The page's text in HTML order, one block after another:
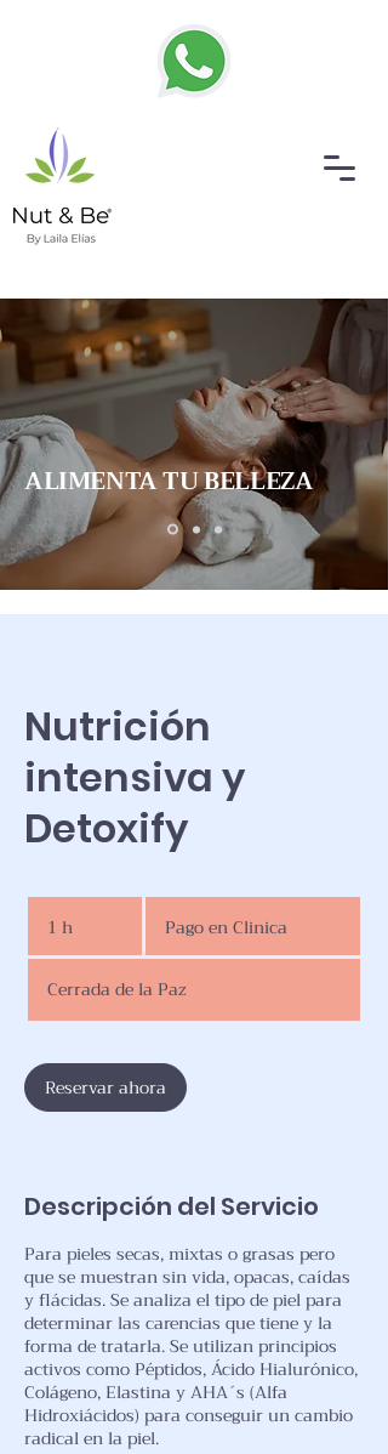
ALIMENTA TU BELLEZA
Nutrición
intensiva y
Detoxify
1 h
ClinicaPago en Clinica
Cerrada de la Paz
Reservar ahora
Descripción del Servicio
Para pieles secas, mixtas o grasas pero
que se muestran sin vida, opacas, caídas
y flácidas. Se analiza el tipo de piel para
determinar las carencias que tiene y la
forma de tratarla. Se utilizan principios
activos como Péptidos, Ácido Hialurónico,
Colágeno, Elastina y AHA´s (Alfa
Hidroxiácidos) para conseguir un cambio
radical en la piel.